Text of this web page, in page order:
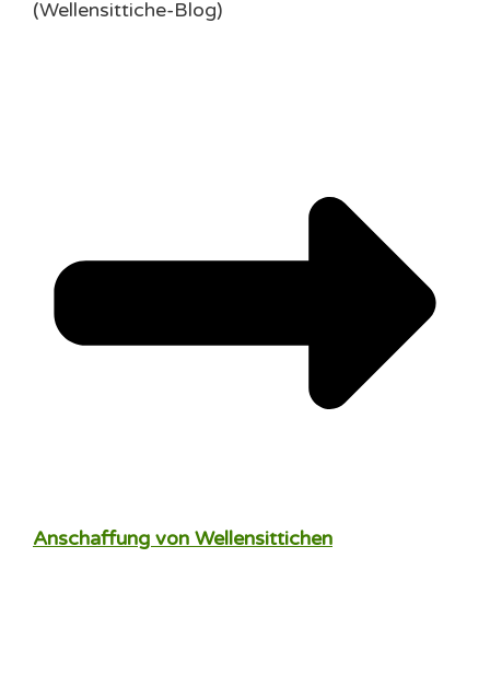
(Wellensittiche-Blog)
Anschaffung von Wellensittichen